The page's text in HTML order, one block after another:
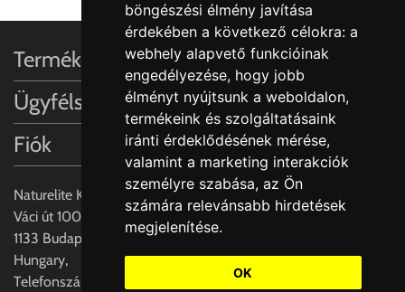
böngészési élmény javítása
érdekében a következő célokra: a
webhely alapvető funkcióinak
engedélyezése, hogy jobb
élményt nyújtsunk a weboldalon,
termékeink és szolgáltatásaink
iránti érdeklődésének mérése,
valamint a marketing interakciók
személyre szabása, az Ön
számára relevánsabb hirdetések
megjelenítése.
OK
A MEGRENDELŐ KIFEJEZETT KÉRÉSÉRE ÉS
FELELŐSSÉGÉRE LEHETSÉGES!!
Egyéb leírások:
Budapesti szállítások:
1, Budapestre kért szállítás esetén az általános szállítás
helyett időre történő extra szállítás kérése is lehetséges
egyedi áron. A szállítás megbeszélt időablakban lehetőség
szerint 1 órás intervallumon belüli pontos időpont
megjelöléssel kérhető munkanapokon 09.00 - 15.00 között.
A költséget a megrendeléskor rendelt termék/termékek,
valamint az ott megadott szállítási cím alapján a központ
Naturelite Kft,
Váci út 100.,
1133 Budapest,
Hungary,
Telefonszám: +(36) 70-427-3837
Termékinformációk
Ügyfélszolgálat
Fiók